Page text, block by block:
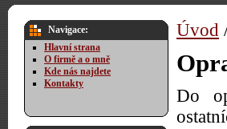
Navigace:
Hlavní strana
O firmě a o mně
Kde nás najdete
Kontakty
Úvod
Do